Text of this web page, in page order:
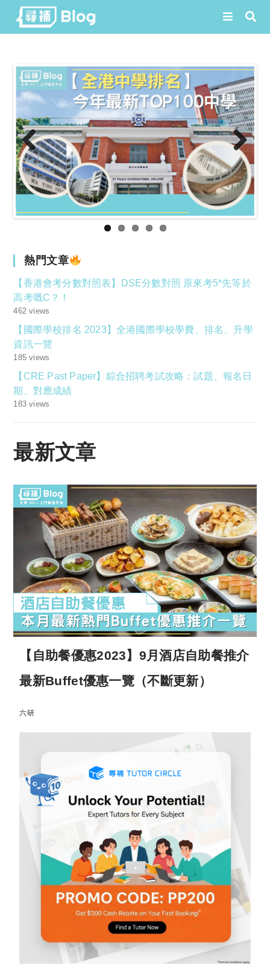
content
Prev
ious
Next
熱門文章
【香港會考分數對照表】DSE分數對照 原來考5*先等於
高考嘅C？！
462 views
【國際學校排名 2023】全港國際學校學費、排名、升學
資訊一覽
185 views
【CRE Past Paper】綜合招聘考試攻略：試題、報名日
期、對應成績
183 views
最新文章
【自助餐優惠2023】9月酒店自助餐推介
最新Buffet優惠一覽（不斷更新）
六研